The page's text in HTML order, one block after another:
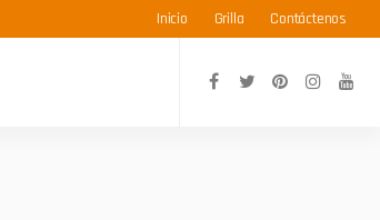
Inicio Grilla Contáctenos